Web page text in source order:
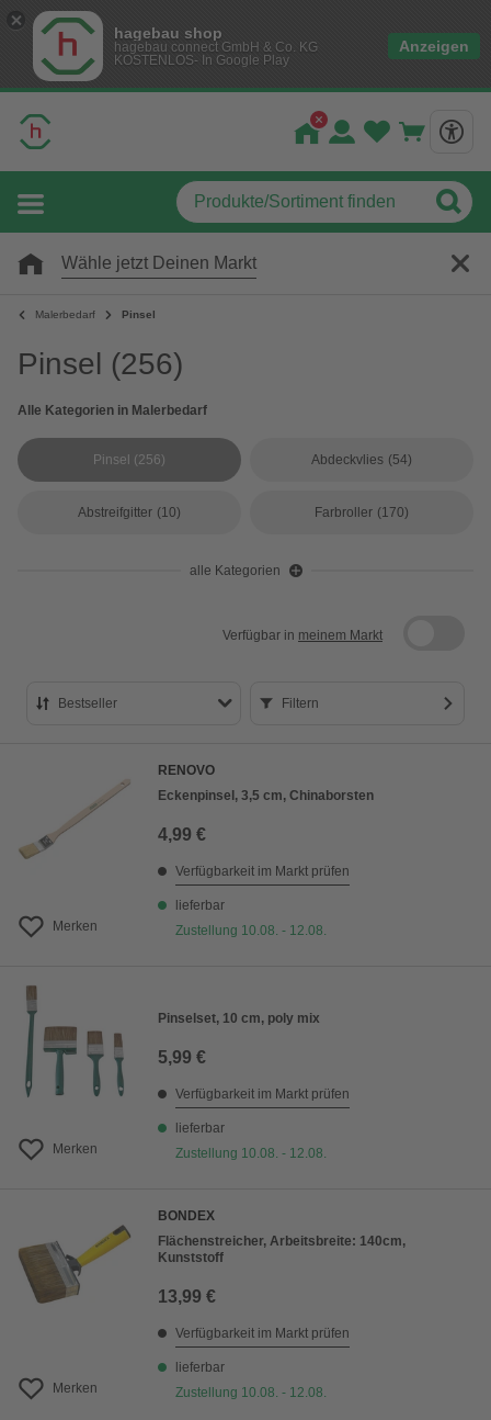
hagebau shop
hagebau connect GmbH & Co. KG
KOSTENLOS- In Google Play
Anzeigen
Wähle jetzt Deinen Markt
Malerbedarf Pinsel
Pinsel (256)
Alle Kategorien in Malerbedarf
Pinsel (256) Abdeckvlies (54)
Abstreifgitter (10) Farbroller (170)
alle Kategorien
Verfügbar in meinem Markt
Bestseller
Preis aufsteigend
Preis absteigend
Filtern
Merken
RENOVO
Eckenpinsel, 3,5 cm, Chinaborsten
4,99 €
Verfügbarkeit im Markt prüfen
lieferbar
Zustellung 10.08. - 12.08.
Merken
Pinselset, 10 cm, poly mix
5,99 €
Verfügbarkeit im Markt prüfen
lieferbar
Zustellung 10.08. - 12.08.
Merken
BONDEX
Flächenstreicher, Arbeitsbreite: 140cm,
Kunststoff
13,99 €
Verfügbarkeit im Markt prüfen
lieferbar
Zustellung 10.08. - 12.08.